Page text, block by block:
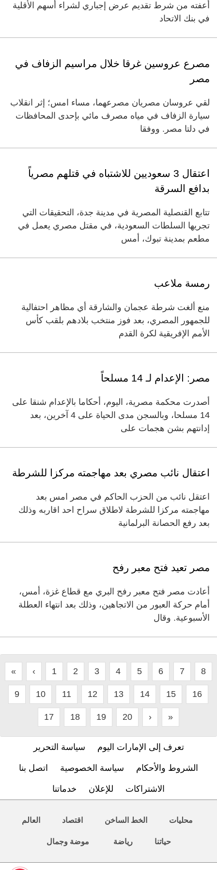
أعفته من شرط تقديم عرض إجباري لشراء أسهم الأقلية
في بنك الاتحاد
مصرع عروسين غرقا خلال مراسيم الزفاف في
مصر
لقي عروسان مصريان مصرعهما، مساء امس؛ إثر انقلاب
سيارة الزفاف في مياه مصرف مائي بإحدى المحافظات
في دلتا مصر. ووفقا
اعتقال 3 سعوديين للاشتباه في قتلهم مصرياً
بدافع السرقة
تتابع القنصلية المصرية في مدينة جدة، التحقيقات التي
تجريها السلطات السعودية، في مقتل مصري يعمل في
مطعم بمدينة تبوك، أمس
رمسة ملاعب
منع ألغت شرطة عجمان والشارقة أي مظاهر احتفالية
للجمهور المصري، بعد فوز منتخب بلادهم بلقب كأس
الأمم الإفريقية لكرة القدم
مصر: الإعدام لـ 14 مسلحاً
أصدرت محكمة مصرية، اليوم، أحكاما بالإعدام شنقا على
14 مسلحا، وبالسجن مدى الحياة على 4 آخرين، بعد
إدانتهم بشن هجمات على
اعتقال نائب مصري بعد مهاجمته مركزا للشرطة
اعتقل نائب من الحزب الحاكم في مصر امس بعد
مهاجمته مركزا للشرطة لاطلاق سراح احد اقاربه وذلك
بعد رفع الحصانة البرلمانية
مصر تعيد فتح معبر رفح
أعادت مصر فتح معبر رفح البري مع قطاع غزة، أمس،
أمام حركة العبور من الاتجاهين، وذلك بعد انتهاء العطلة
الأسبوعية. وقال
« ‹ 1 2 3 4 5 6 7 8
9 10 11 12 13 14 15 16
17 18 19 20 › »
تعرف إلى الإمارات اليوم سياسة التحرير
الشروط والأحكام سياسة الخصوصية اتصل بنا
الاشتراكات للإعلان خدماتنا
محليات الخط الساخن اقتصاد العالم
حياتنا رياضة موضة وجمال